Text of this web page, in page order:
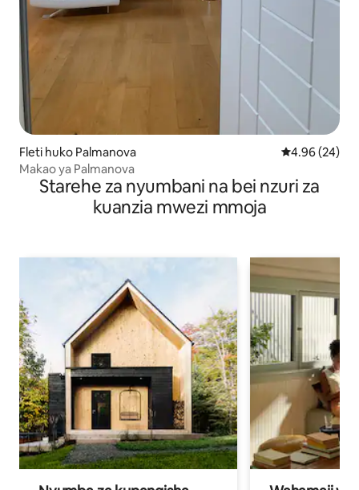
Fleti huko Palmanova Ukadiriaji wa
4.96 (24)
Makao ya Palmanova
Starehe za nyumbani na bei nzuri za
kuanzia mwezi mmoja